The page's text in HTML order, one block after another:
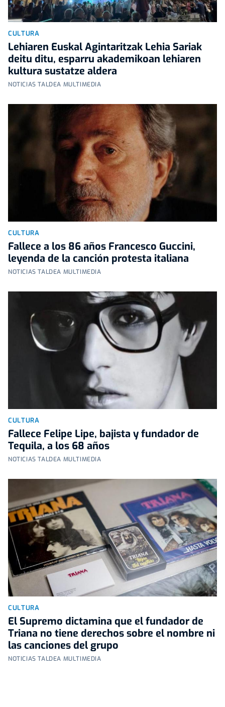
CULTURA
Lehiaren Euskal Agintaritzak Lehia Sariak
deitu ditu, esparru akademikoan lehiaren
kultura sustatze aldera
NOTICIAS TALDEA MULTIMEDIA
CULTURA
Fallece a los 86 años Francesco Guccini,
leyenda de la canción protesta italiana
NOTICIAS TALDEA MULTIMEDIA
CULTURA
Fallece Felipe Lipe, bajista y fundador de
Tequila, a los 68 años
NOTICIAS TALDEA MULTIMEDIA
CULTURA
El Supremo dictamina que el fundador de
Triana no tiene derechos sobre el nombre ni
las canciones del grupo
NOTICIAS TALDEA MULTIMEDIA